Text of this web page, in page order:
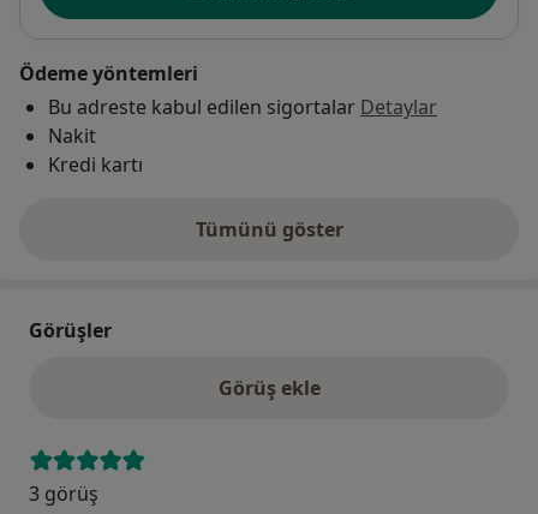
Ödeme yöntemleri
Bu adreste kabul edilen sigortalar Detaylar
Nakit
Kredi kartı
Tümünü göster
adres hakkında
Görüşler
Görüş ekle
3 görüş